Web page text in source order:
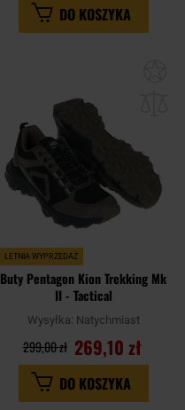
DO KOSZYKA
LETNIA WYPRZEDAŻ
Buty Pentagon Kion Trekking Mk
II - Tactical
Wysyłka: Natychmiast
269,10 zł
299,00 zł
DO KOSZYKA